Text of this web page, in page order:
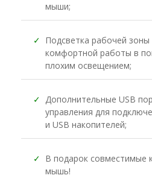
мыши;
✓ Подсветка рабочей зоны
комфортной работы в
плохим освещением;
✓ Дополнительные USB
управления для
и USB накопителей;
✓ В подарок совместимые
мышь!